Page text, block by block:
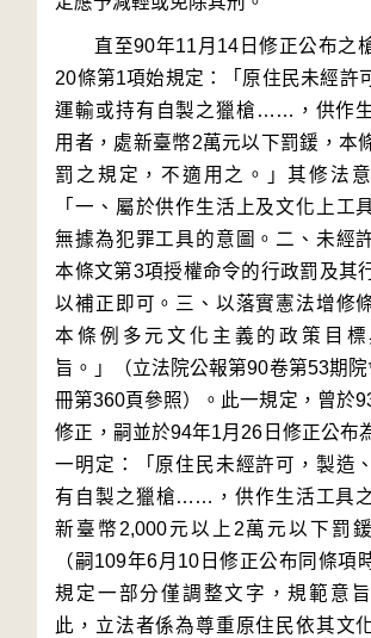
直至90年11月14日修正公布之
20條第1項始規定：「原住民未經許
運輸或持有自製之獵槍……，供作
用者，處新臺幣2萬元以下罰鍰，本
罰之規定，不適用之。」其修法意
「一、屬於供作生活上及文化上工
無據為犯罪工具的意圖。二、未經
本條文第3項授權命令的行政罰及其
以補正即可。三、以落實憲法增修
本條例多元文化主義的政策目標
旨。」（立法院公報第90卷第53期
冊第360頁參照）。此一規定，曾於
修正，嗣並於94年1月26日修正公布
一明定：「原住民未經許可，製造
有自製之獵槍……，供作生活工具
新臺幣2,000元以上2萬元以下罰
（嗣109年6月10日修正公布同條項
規定一部分僅調整文字，規範意
此，立法者係為尊重原住民依其文